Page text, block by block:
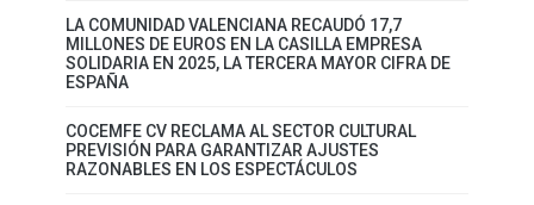
LA COMUNIDAD VALENCIANA RECAUDÓ 17,7
MILLONES DE EUROS EN LA CASILLA EMPRESA
SOLIDARIA EN 2025, LA TERCERA MAYOR CIFRA DE
ESPAÑA
COCEMFE CV RECLAMA AL SECTOR CULTURAL
PREVISIÓN PARA GARANTIZAR AJUSTES
RAZONABLES EN LOS ESPECTÁCULOS